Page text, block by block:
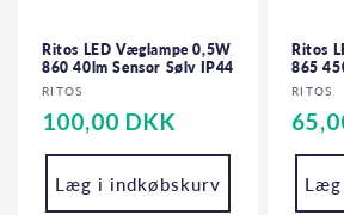
Ritos LED Væglampe 0,5W
860 40lm Sensor Sølv IP44
Forhandler:
RITOS
Normalpris
100,00 DKK
Læg i indkøbskurv
Ritos
865
RITOS